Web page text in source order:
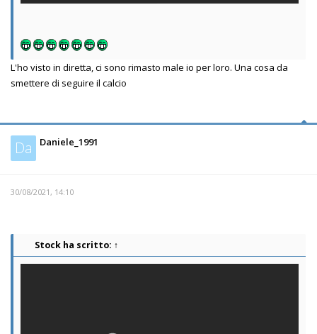
L'ho visto in diretta, ci sono rimasto male io per loro. Una cosa da
smettere di seguire il calcio
Da Daniele_1991
30/08/2021, 14:10
Stock ha scritto: ↑